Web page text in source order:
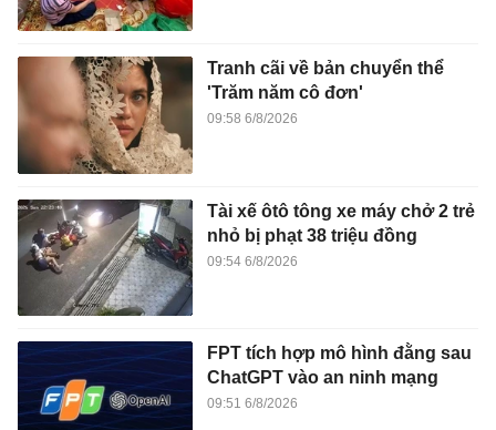
Tranh cãi về bản chuyển thể
'Trăm năm cô đơn'
09:58 6/8/2026
Tài xế ôtô tông xe máy chở 2 trẻ
nhỏ bị phạt 38 triệu đồng
09:54 6/8/2026
FPT tích hợp mô hình đằng sau
ChatGPT vào an ninh mạng
09:51 6/8/2026